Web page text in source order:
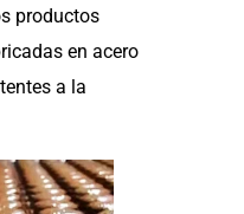
productos
en acero
a la